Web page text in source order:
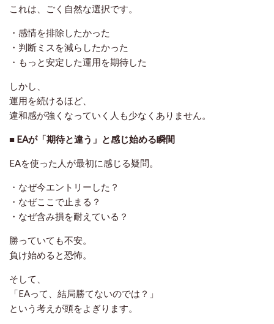
これは、ごく自然な選択です。
・感情を排除したかった
・判断ミスを減らしたかった
・もっと安定した運用を期待した
しかし、
運用を続けるほど、
違和感が強くなっていく人も少なくありません。
■ EAが「期待と違う」と感じ始める瞬間
EAを使った人が最初に感じる疑問。
・なぜ今エントリーした？
・なぜここで止まる？
・なぜ含み損を耐えている？
勝っていても不安。
負け始めると恐怖。
そして、
「EAって、結局勝てないのでは？」
という考えが頭をよぎります。